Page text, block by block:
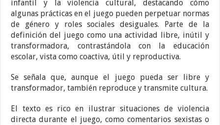
infantil y la violencia cultural, destacando cómo
algunas prácticas en el juego pueden perpetuar normas
de género y roles sociales desiguales. Parte de la
definición del juego como una actividad libre, inútil y
transformadora, contrastándola con la educación
escolar, vista como coactiva, útil y reproductiva.
Se señala que, aunque el juego pueda ser libre y
transformador, también reproduce y transmite cultura.
El texto es rico en ilustrar situaciones de violencia
directa durante el juego, como comentarios sexistas o